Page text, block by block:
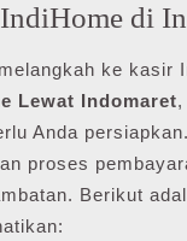
di
ke kasir
Lewat Indomaret,
Anda
proses
Berikut